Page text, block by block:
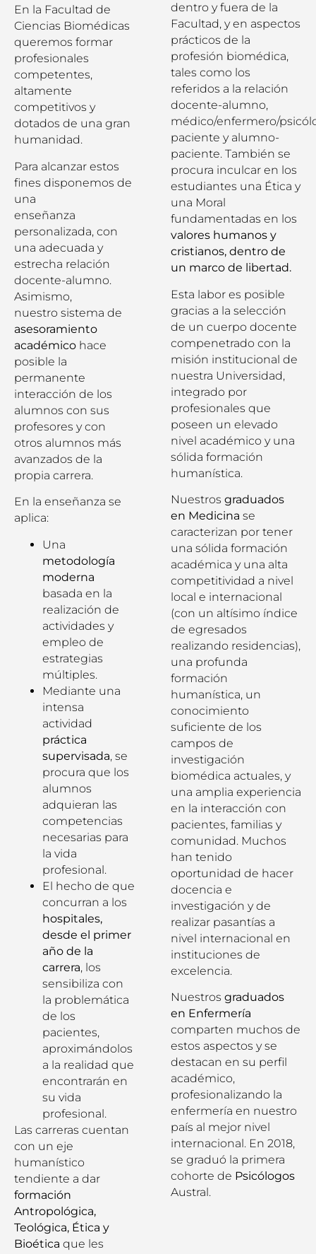
En la Facultad de
Ciencias Biomédicas
queremos formar
profesionales
competentes,
altamente
competitivos y
dotados de una gran
humanidad.
Para alcanzar estos
fines disponemos de
una
enseñanza
personalizada, con
una adecuada y
estrecha relación
docente-alumno.
Asimismo,
nuestro sistema de
asesoramiento
académico hace
posible la
permanente
interacción de los
alumnos con sus
profesores y con
otros alumnos más
avanzados de la
propia carrera.
En la enseñanza se
aplica:
Una
metodología
moderna
basada en la
realización de
actividades y
empleo de
estrategias
múltiples.
Mediante una
intensa
actividad
práctica
supervisada, se
procura que los
alumnos
adquieran las
competencias
necesarias para
la vida
profesional.
El hecho de que
concurran a los
hospitales,
desde el primer
año de la
carrera, los
sensibiliza con
la problemática
de los
pacientes,
aproximándolos
a la realidad que
encontrarán en
su vida
profesional.
Las carreras cuentan
con un eje
humanístico
tendiente a dar
formación
Antropológica,
Teológica, Ética y
Bioética que les
dentro y fuera de la
Facultad, y en aspectos
prácticos de la
profesión biomédica,
tales como los
referidos a la relación
docente-alumno,
médico/enfermero/
paciente y alumno-
paciente. También se
procura inculcar en los
estudiantes una Ética y
una Moral
fundamentadas en los
valores humanos y
cristianos, dentro de
un marco de libertad.
Esta labor es posible
gracias a la selección
de un cuerpo docente
compenetrado con la
misión institucional de
nuestra Universidad,
integrado por
profesionales que
poseen un elevado
nivel académico y una
sólida formación
humanística.
Nuestrosgraduados
en Medicina se
caracterizan por tener
una sólida formación
académica y una alta
competitividad a nivel
local e internacional
(con un altísimo índice
de egresados
realizando residencias),
una profunda
formación
humanística, un
conocimiento
suficiente de los
campos de
investigación
biomédica actuales, y
una amplia experiencia
en la interacción con
pacientes, familias y
comunidad. Muchos
han tenido
oportunidad de hacer
docencia e
investigación y de
realizar pasantías a
nivel internacional en
instituciones de
excelencia.
Nuestrosgraduados
en Enfermería
comparten muchos de
estos aspectos y se
destacan en su perfil
académico,
profesionalizando la
enfermería en nuestro
país al mejor nivel
internacional. En 2018,
se graduó la primera
cohorte de Psicólogos
Austral.